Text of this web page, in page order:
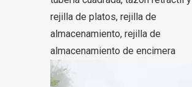
rejilla de platos, rejilla de
almacenamiento, rejilla de
almacenamiento de encimera